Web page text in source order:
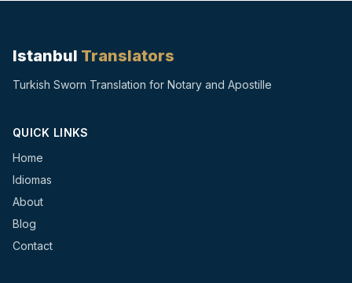
Istanbul Translators
Turkish Sworn Translation for Notary and Apostille
QUICK LINKS
Home
Idiomas
About
Blog
Contact